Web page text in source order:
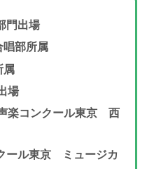
門出場
部所属
属
場
楽コンクール東京 西
ール東京 ミュージカ